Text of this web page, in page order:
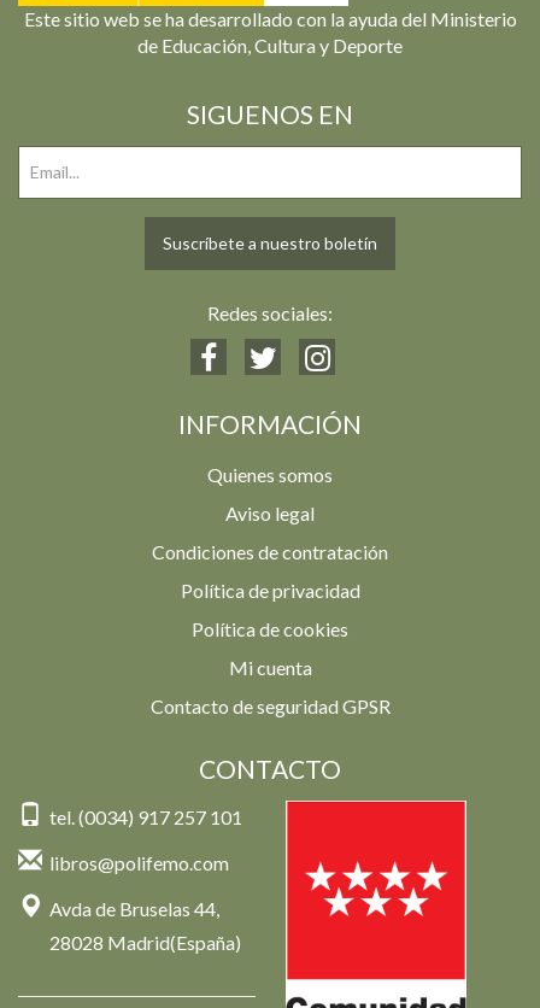
Este sitio web se ha desarrollado con la ayuda del Ministerio
de Educación, Cultura y Deporte
SIGUENOS EN
Suscríbete a nuestro boletín
Redes sociales:
INFORMACIÓN
Quienes somos
Aviso legal
Condiciones de contratación
Política de privacidad
Política de cookies
Mi cuenta
Contacto de seguridad GPSR
CONTACTO
tel. (0034) 917 257 101
libros@polifemo.com
Avda de Bruselas 44,
28028 Madrid(España)